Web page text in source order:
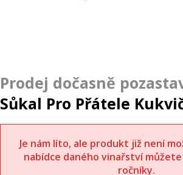
Sůkal Pro Přátele
Je nám líto, ale produkt již není
nabídce daného vinařství
ročníky.